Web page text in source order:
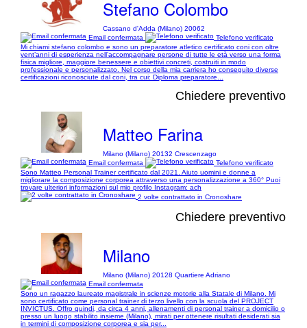
Stefano Colombo
Cassano d'Adda (Milano) 20062
Email confermata
Telefono verificato
Mi chiami stefano colombo e sono un preparatore atletico certificato coni con oltre
vent’anni di esperienza nell’accompagnare persone di tutte le età verso una forma
fisica migliore, maggiore benessere e obiettivi concreti, costruiti in modo
professionale e personalizzato. Nel corso della mia carriera ho conseguito diverse
certificazioni riconosciute dal coni, tra cui: Diploma preparatore...
Chiedere preventivo
Matteo Farina
Milano (Milano) 20132 Crescenzago
Email confermata
Telefono verificato
Sono Matteo Personal Trainer certificato dal 2021. Aiuto uomini e donne a
migliorare la composizione corporea attraverso una personalizzazione a 360° Puoi
trovare ulteriori informazioni sul mio profilo Instagram: ach
2 volte contrattato in Cronoshare
Chiedere preventivo
Milano
Milano (Milano) 20128 Quartiere Adriano
Email confermata
Sono un ragazzo laureato magistrale in scienze motorie alla Statale di Milano. Mi
sono certificato come personal trainer di terzo livello con la scuola del PROJECT
INVICTUS. Offro quindi, da circa 4 anni, allenamenti di personal trainer a domicilio o
presso un luogo stabilito insieme (Milano), mirati per ottenere risultati desiderati sia
in termini di composizione corporea e sia per...